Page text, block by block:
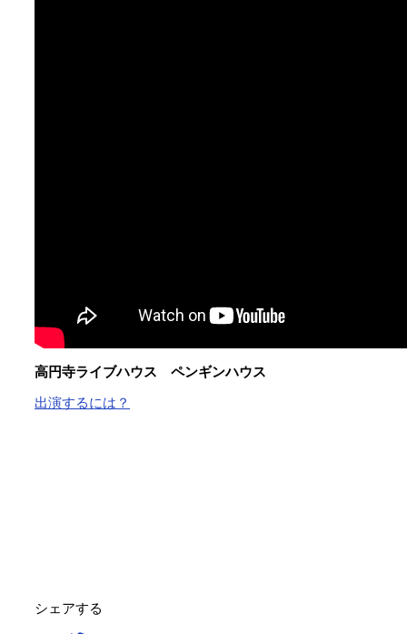
高円寺ライブハウス ペンギンハウス
出演するには？
シェアする